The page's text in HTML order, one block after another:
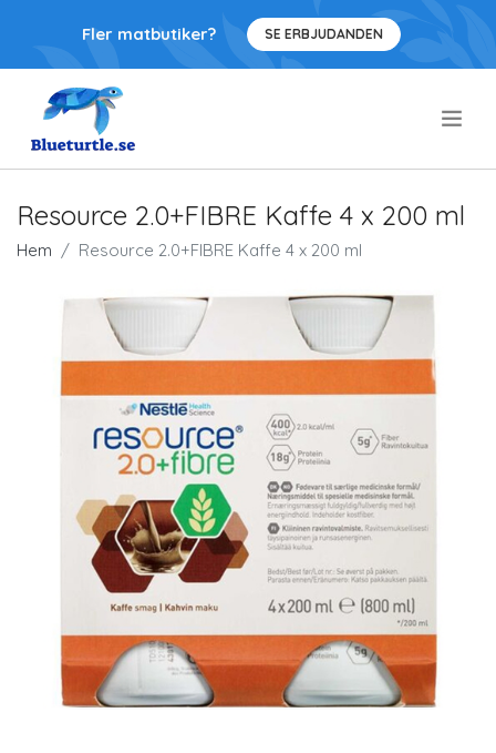
Fler matbutiker? SE ERBJUDANDEN
Resource 2.0+FIBRE Kaffe 4 x 200 ml
Hem Resource 2.0+FIBRE Kaffe 4 x 200 ml